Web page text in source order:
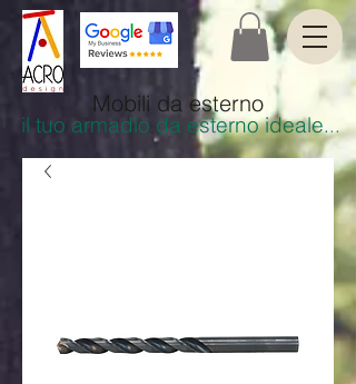
Mobili da esterno
il tuo armadio da esterno ideale...